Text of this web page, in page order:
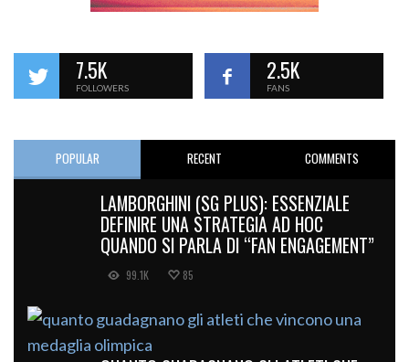
7.5K
FOLLOWERS
2.5K
FANS
POPULAR RECENT COMMENTS
LAMBORGHINI (SG PLUS): ESSENZIALE
DEFINIRE UNA STRATEGIA AD HOC
QUANDO SI PARLA DI “FAN ENGAGEMENT”
99.1K 85